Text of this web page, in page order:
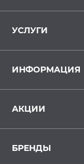
УСЛУГИ
ИНФОРМАЦИЯ
АКЦИИ
БРЕНДЫ